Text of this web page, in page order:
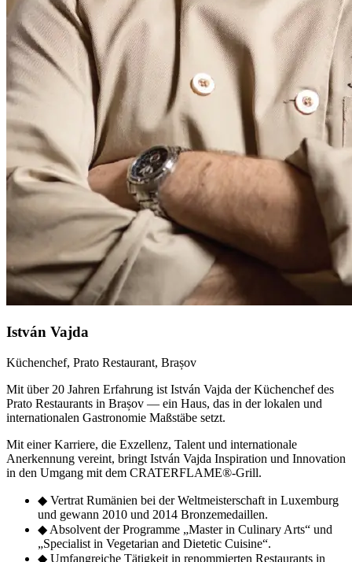
István Vajda
Küchenchef, Prato Restaurant, Brașov
Mit über 20 Jahren Erfahrung ist István Vajda der Küchenchef des
Prato Restaurants in Brașov — ein Haus, das in der lokalen und
internationalen Gastronomie Maßstäbe setzt.
Mit einer Karriere, die Exzellenz, Talent und internationale
Anerkennung vereint, bringt István Vajda Inspiration und Innovation
in den Umgang mit dem CRATERFLAME®-Grill.
◆ Vertrat Rumänien bei der Weltmeisterschaft in Luxemburg
und gewann 2010 und 2014 Bronzemedaillen.
◆ Absolvent der Programme „Master in Culinary Arts“ und
„Specialist in Vegetarian and Dietetic Cuisine“.
◆ Umfangreiche Tätigkeit in renommierten Restaurants in